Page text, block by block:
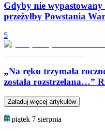
Gdyby nie wypastowany
przeżyłby Powstania
5
„Na ręku trzymała
została rozstrzelana…”
Załaduj więcej artykułów
piątek 7 sierpnia